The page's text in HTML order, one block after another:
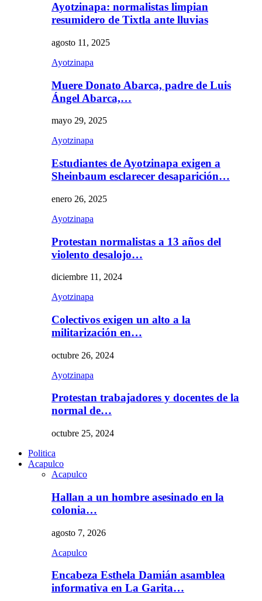
Ayotzinapa: normalistas limpian
resumidero de Tixtla ante lluvias
agosto 11, 2025
Ayotzinapa
Muere Donato Abarca, padre de Luis
Ángel Abarca,…
mayo 29, 2025
Ayotzinapa
Estudiantes de Ayotzinapa exigen a
Sheinbaum esclarecer desaparición…
enero 26, 2025
Ayotzinapa
Protestan normalistas a 13 años del
violento desalojo…
diciembre 11, 2024
Ayotzinapa
Colectivos exigen un alto a la
militarización en…
octubre 26, 2024
Ayotzinapa
Protestan trabajadores y docentes de la
normal de…
octubre 25, 2024
Politica
Acapulco
Acapulco
Hallan a un hombre asesinado en la
colonia…
agosto 7, 2026
Acapulco
Encabeza Esthela Damián asamblea
informativa en La Garita…